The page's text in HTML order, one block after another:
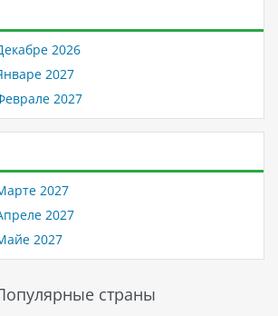
2026
2027
2027
2027
2027
2027
страны